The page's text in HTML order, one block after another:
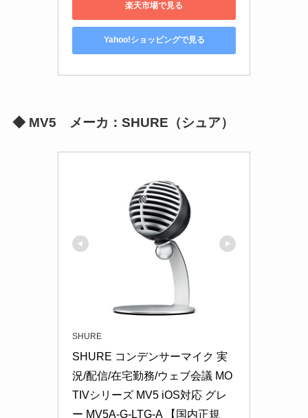
楽天市場で見る
Yahoo!ショッピングで見る
◆ MV5 メーカ：SHURE（シュア）
SHURE
SHURE コンデンサーマイク 実
況/配信/在宅勤務/ウェブ会議 MO
TIVシリーズ MV5 iOS対応 グレ
ー MV5A-G-LTG-A 【国内正規